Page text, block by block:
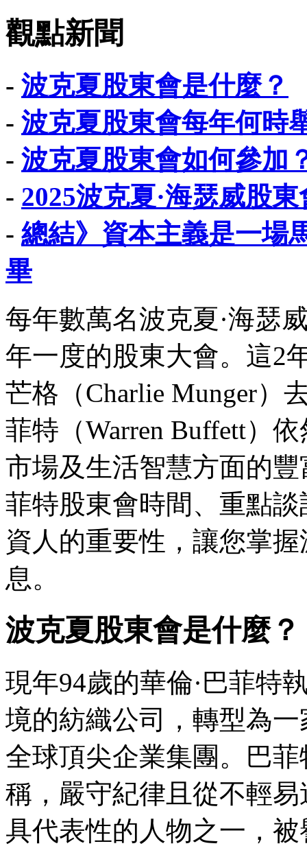
觀點新聞
- 波克夏股東會是什麼？
- 波克夏股東會每年何時
- 波克夏股東會如何參加
- 2025波克夏·海瑟威股
- 總結》資本主義是一場
畢
每年數萬名波克夏·海瑟
年一度的股東大會。這2
芒格（Charlie Munger）
菲特（Warren Buffett）
市場及生活智慧方面的
菲特股東會時間、重點
資人的重要性，讓您掌
息。
波克夏股東會是什麼？
現年94歲的華倫·巴菲特
境的紡織公司，轉型為
全球頂尖企業集團。巴
稱，嚴守紀律且從不輕
具代表性的人物之一，